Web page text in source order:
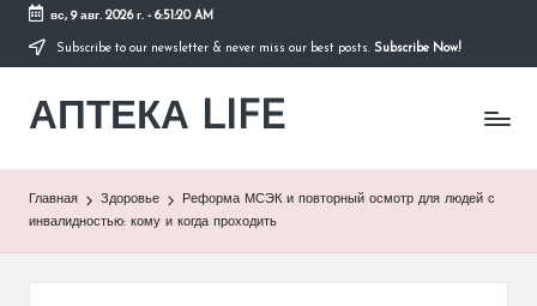
Перейти
содержимому
вс, 9 авг. 2026 г.- 6:51:21 AM
Subscribe to our newsletter & never miss our best posts. Subscribe Now!
АПТЕКА LIFE
сайт
Главная Здоровье
Реформа МСЭК и повторный осмотр для людей с
инвалидностью: кому и когда проходить